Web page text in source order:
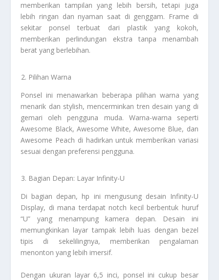
memberikan tampilan yang lebih bersih, tetapi juga
lebih ringan dan nyaman saat di genggam. Frame di
sekitar ponsel terbuat dari plastik yang kokoh,
memberikan perlindungan ekstra tanpa menambah
berat yang berlebihan.
Pilihan Warna
Ponsel ini menawarkan beberapa pilihan warna yang
menarik dan stylish, mencerminkan tren desain yang di
gemari oleh pengguna muda. Warna-warna seperti
Awesome Black, Awesome White, Awesome Blue, dan
Awesome Peach di hadirkan untuk memberikan variasi
sesuai dengan preferensi pengguna.
Bagian Depan: Layar Infinity-U
Di bagian depan, hp ini mengusung desain Infinity-U
Display, di mana terdapat notch kecil berbentuk huruf
“U” yang menampung kamera depan. Desain ini
memungkinkan layar tampak lebih luas dengan bezel
tipis di sekelilingnya, memberikan pengalaman
menonton yang lebih imersif.
Dengan ukuran layar 6,5 inci, ponsel ini cukup besar